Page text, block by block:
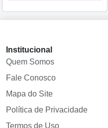
Institucional
Quem Somos
Fale Conosco
Mapa do Site
Política de Privacidade
Termos de Uso